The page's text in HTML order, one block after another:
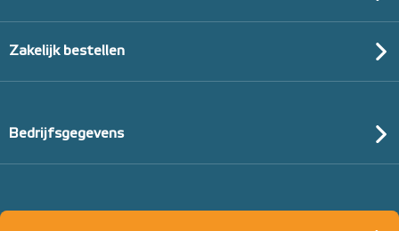
Zakelijk bestellen
Bedrijfsgegevens